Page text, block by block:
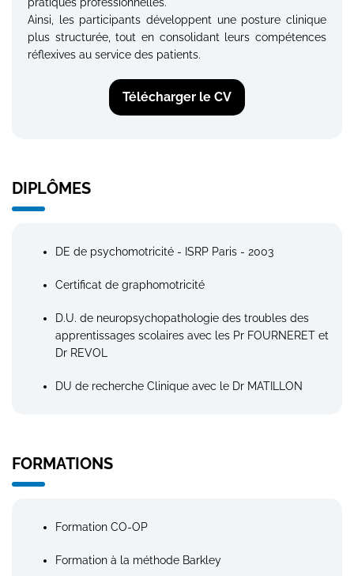
Ainsi, les participants développent une posture clinique
plus structurée, tout en consolidant leurs compétences
réflexives au service des patients.
Télécharger le CV
DIPLÔMES
DE de psychomotricité - ISRP Paris - 2003
Certificat de graphomotricité
D.U. de neuropsychopathologie des troubles des
apprentissages scolaires avec les Pr FOURNERET et
Dr REVOL
DU de recherche Clinique avec le Dr MATILLON
FORMATIONS
Formation CO-OP
Formation à la méthode Barkley